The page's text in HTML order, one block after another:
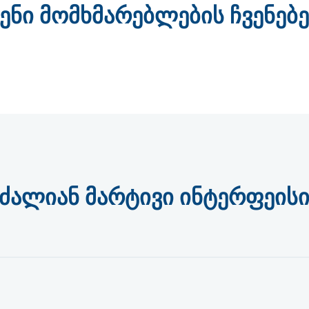
მომხმარებლების
მარტივი